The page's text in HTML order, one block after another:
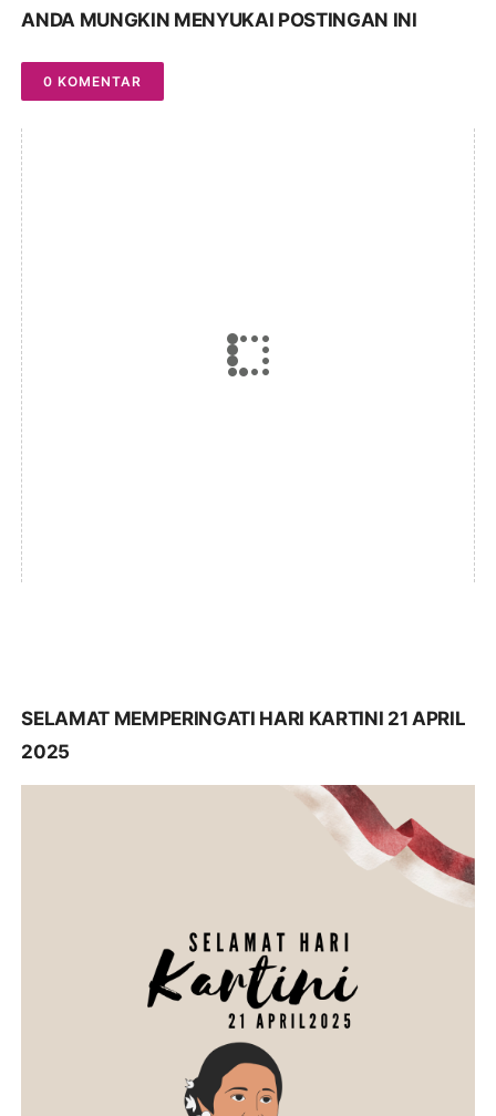
ANDA MUNGKIN MENYUKAI POSTINGAN INI
0 KOMENTAR
SELAMAT MEMPERINGATI HARI KARTINI 21 APRIL
2025